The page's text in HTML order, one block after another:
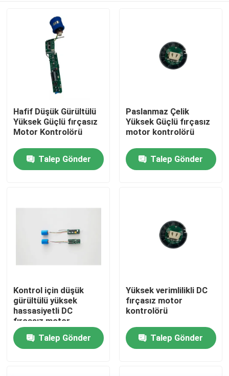
Ev
Ürünler
Hafif Düşük Gürültülü
Yüksek Güçlü fırçasız
Motor Kontrolörü
Talep Gönder
Paslanmaz Çelik
Yüksek Güçlü fırçasız
motor kontrolörü
Talep Gönder
Kontrol için düşük
gürültülü yüksek
hassasiyetli DC
fırçasız motor
Talep Gönder
Yüksek verimlilikli DC
fırçasız motor
kontrolörü
Talep Gönder